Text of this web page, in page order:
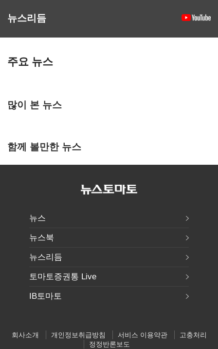
뉴스리듬
주요 뉴스
많이 본 뉴스
함께 볼만한 뉴스
뉴스
뉴스북
뉴스리듬
토마토증권통 Live
IB토마토
회사소개 개인정보취급방침 서비스 이용약관
고충처리
정정반론보도